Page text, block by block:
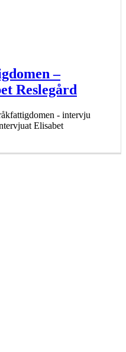
–
Reslegård
- intervju
Elisabet